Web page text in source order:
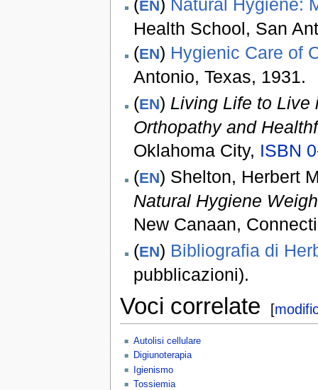
(EN) Natural Hygiene:
Health School, San
(EN) Hygienic Care of
Antonio, Texas, 1931.
(EN) Living Life to Live
Orthopathy and
Oklahoma City, ISBN
(EN) Shelton, Herbert
Natural Hygiene
New Canaan,
(EN) Bibliografia di
pubblicazioni).
Voci correlate [
Autolisi cellulare
Digiunoterapia
Igienismo
Tossiemia